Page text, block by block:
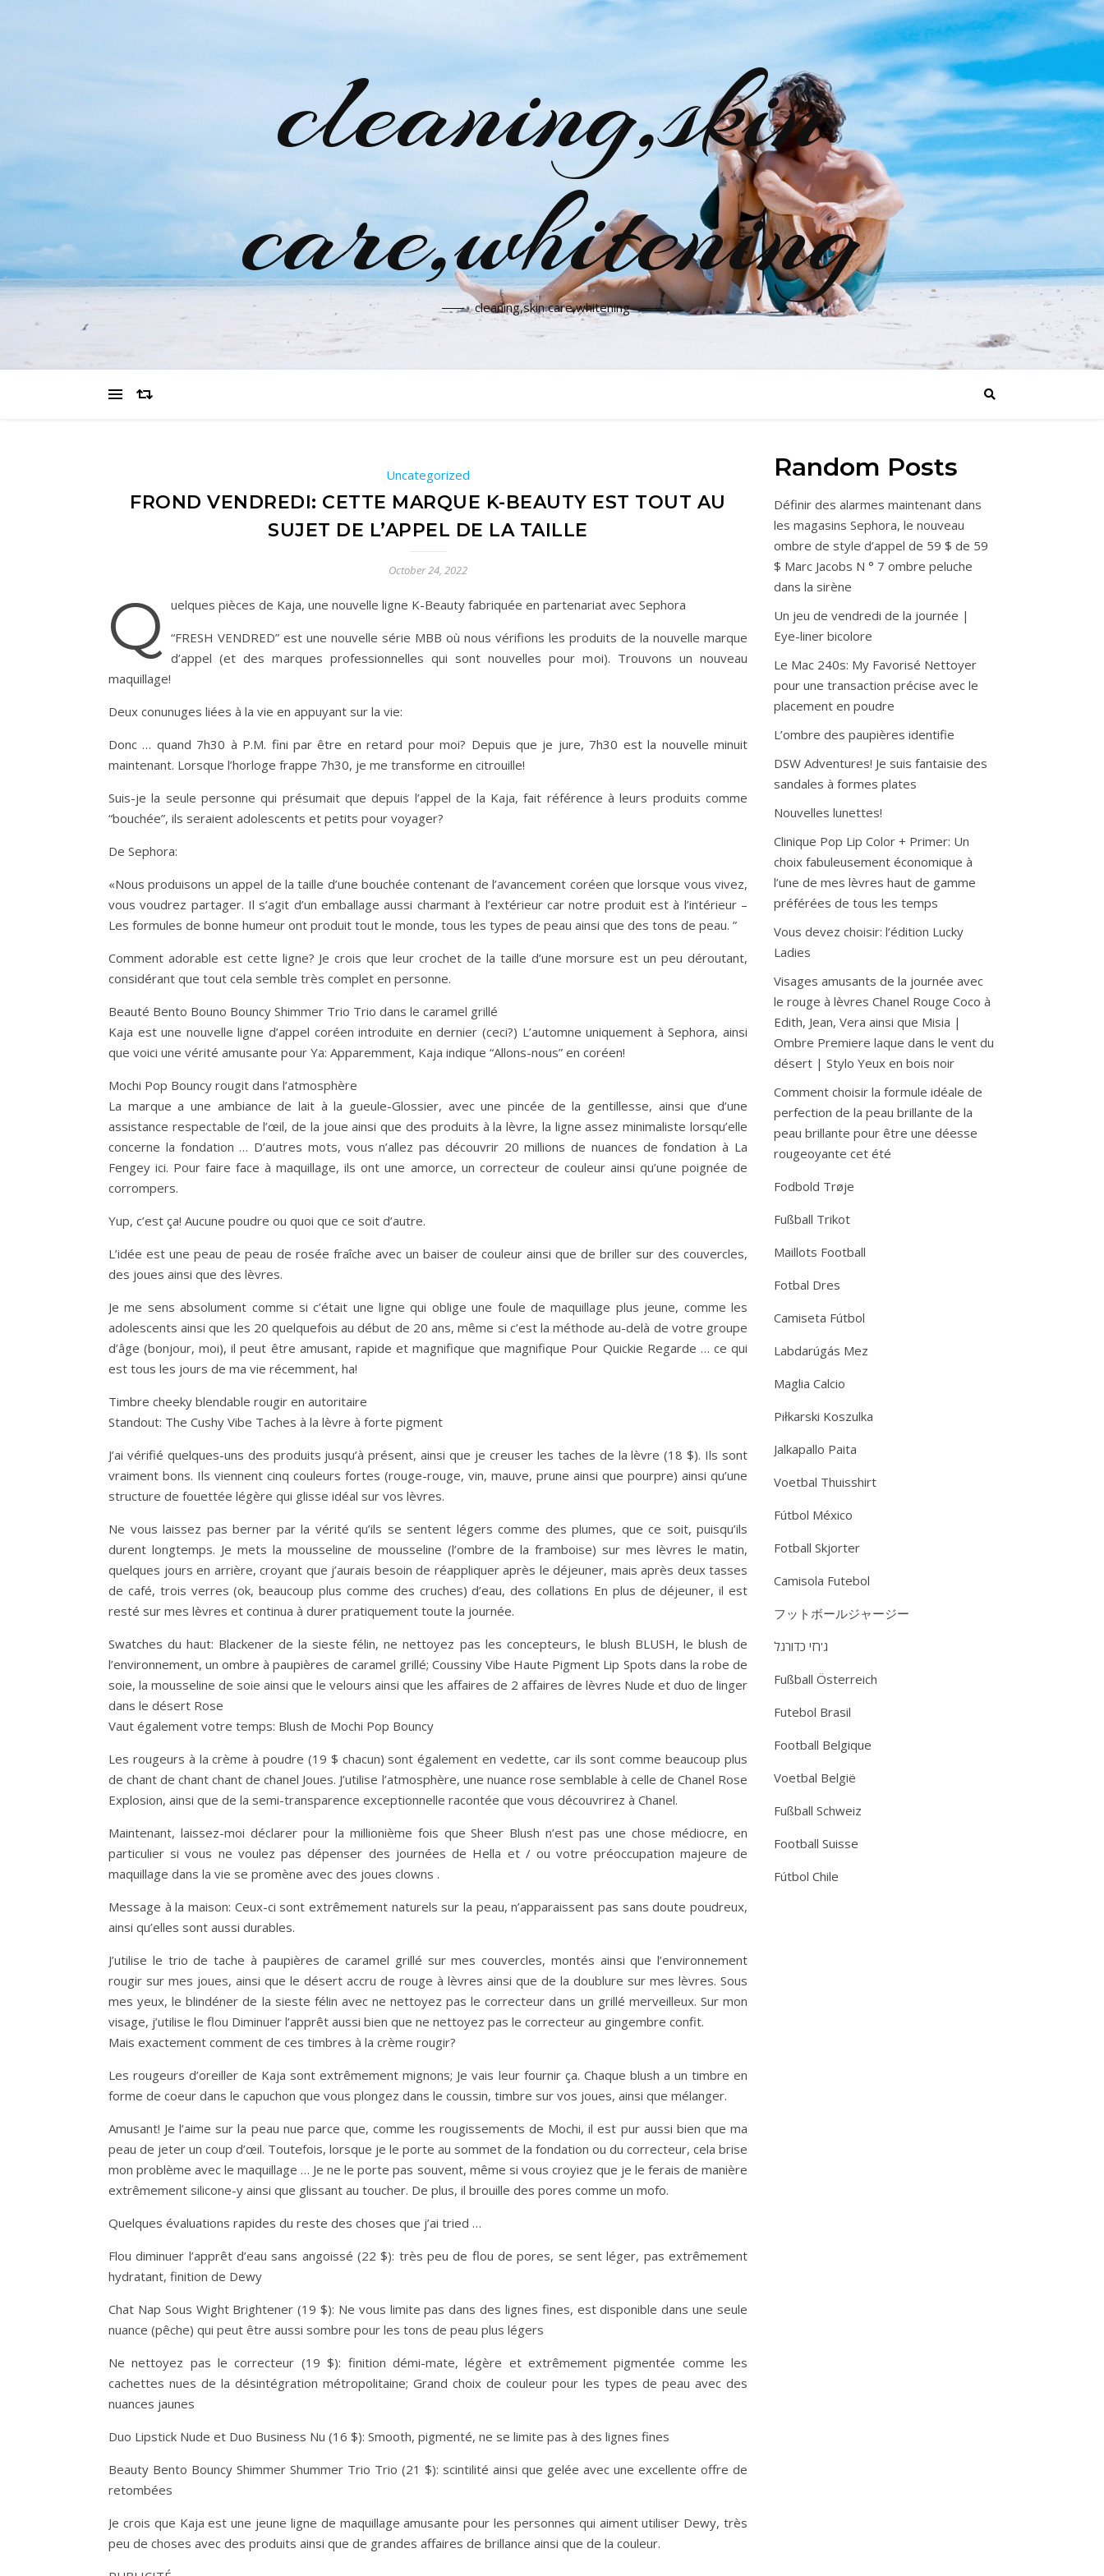
cleaning,skin
care,whitening
cleaning,skin care,whitening
Uncategorized
FROND VENDREDI: CETTE MARQUE K-BEAUTY EST TOUT AU
SUJET DE L’APPEL DE LA TAILLE
October 24, 2022
q
uelques pièces de Kaja, une nouvelle ligne K-Beauty fabriquée en partenariat avec Sephora
“FRESH VENDRED” est une nouvelle série MBB où nous vérifions les produits de la nouvelle marque
d’appel (et des marques professionnelles qui sont nouvelles pour moi). Trouvons un nouveau
maquillage!
Deux conunuges liées à la vie en appuyant sur la vie:
Donc … quand 7h30 à P.M. fini par être en retard pour moi? Depuis que je jure, 7h30 est la nouvelle minuit
maintenant. Lorsque l’horloge frappe 7h30, je me transforme en citrouille!
Suis-je la seule personne qui présumait que depuis l’appel de la Kaja, fait référence à leurs produits comme
“bouchée”, ils seraient adolescents et petits pour voyager?
De Sephora:
«Nous produisons un appel de la taille d’une bouchée contenant de l’avancement coréen que lorsque vous vivez,
vous voudrez partager. Il s’agit d’un emballage aussi charmant à l’extérieur car notre produit est à l’intérieur –
Les formules de bonne humeur ont produit tout le monde, tous les types de peau ainsi que des tons de peau. ”
Comment adorable est cette ligne? Je crois que leur crochet de la taille d’une morsure est un peu déroutant,
considérant que tout cela semble très complet en personne.
Beauté Bento Bouno Bouncy Shimmer Trio Trio dans le caramel grillé
Kaja est une nouvelle ligne d’appel coréen introduite en dernier (ceci?) L’automne uniquement à Sephora, ainsi
que voici une vérité amusante pour Ya: Apparemment, Kaja indique “Allons-nous” en coréen!
Mochi Pop Bouncy rougit dans l’atmosphère
La marque a une ambiance de lait à la gueule-Glossier, avec une pincée de la gentillesse, ainsi que d’une
assistance respectable de l’œil, de la joue ainsi que des produits à la lèvre, la ligne assez minimaliste lorsqu’elle
concerne la fondation … D’autres mots, vous n’allez pas découvrir 20 millions de nuances de fondation à La
Fengey ici. Pour faire face à maquillage, ils ont une amorce, un correcteur de couleur ainsi qu’une poignée de
corrompers.
Yup, c’est ça! Aucune poudre ou quoi que ce soit d’autre.
L’idée est une peau de peau de rosée fraîche avec un baiser de couleur ainsi que de briller sur des couvercles,
des joues ainsi que des lèvres.
Je me sens absolument comme si c’était une ligne qui oblige une foule de maquillage plus jeune, comme les
adolescents ainsi que les 20 quelquefois au début de 20 ans, même si c’est la méthode au-delà de votre groupe
d’âge (bonjour, moi), il peut être amusant, rapide et magnifique que magnifique Pour Quickie Regarde … ce qui
est tous les jours de ma vie récemment, ha!
Timbre cheeky blendable rougir en autoritaire
Standout: The Cushy Vibe Taches à la lèvre à forte pigment
J’ai vérifié quelques-uns des produits jusqu’à présent, ainsi que je creuser les taches de la lèvre (18 $). Ils sont
vraiment bons. Ils viennent cinq couleurs fortes (rouge-rouge, vin, mauve, prune ainsi que pourpre) ainsi qu’une
structure de fouettée légère qui glisse idéal sur vos lèvres.
Ne vous laissez pas berner par la vérité qu’ils se sentent légers comme des plumes, que ce soit, puisqu’ils
durent longtemps. Je mets la mousseline de mousseline (l’ombre de la framboise) sur mes lèvres le matin,
quelques jours en arrière, croyant que j’aurais besoin de réappliquer après le déjeuner, mais après deux tasses
de café, trois verres (ok, beaucoup plus comme des cruches) d’eau, des collations En plus de déjeuner, il est
resté sur mes lèvres et continua à durer pratiquement toute la journée.
Swatches du haut: Blackener de la sieste félin, ne nettoyez pas les concepteurs, le blush BLUSH, le blush de
l’environnement, un ombre à paupières de caramel grillé; Coussiny Vibe Haute Pigment Lip Spots dans la robe de
soie, la mousseline de soie ainsi que le velours ainsi que les affaires de 2 affaires de lèvres Nude et duo de linger
dans le désert Rose
Vaut également votre temps: Blush de Mochi Pop Bouncy
Les rougeurs à la crème à poudre (19 $ chacun) sont également en vedette, car ils sont comme beaucoup plus
de chant de chant chant de chanel Joues. J’utilise l’atmosphère, une nuance rose semblable à celle de Chanel Rose
Explosion, ainsi que de la semi-transparence exceptionnelle racontée que vous découvrirez à Chanel.
Maintenant, laissez-moi déclarer pour la millionième fois que Sheer Blush n’est pas une chose médiocre, en
particulier si vous ne voulez pas dépenser des journées de Hella et / ou votre préoccupation majeure de
maquillage dans la vie se promène avec des joues clowns .
Message à la maison: Ceux-ci sont extrêmement naturels sur la peau, n’apparaissent pas sans doute poudreux,
ainsi qu’elles sont aussi durables.
J’utilise le trio de tache à paupières de caramel grillé sur mes couvercles, montés ainsi que l’environnement
rougir sur mes joues, ainsi que le désert accru de rouge à lèvres ainsi que de la doublure sur mes lèvres. Sous
mes yeux, le blindéner de la sieste félin avec ne nettoyez pas le correcteur dans un grillé merveilleux. Sur mon
visage, j’utilise le flou Diminuer l’apprêt aussi bien que ne nettoyez pas le correcteur au gingembre confit.
Mais exactement comment de ces timbres à la crème rougir?
Les rougeurs d’oreiller de Kaja sont extrêmement mignons; Je vais leur fournir ça. Chaque blush a un timbre en
forme de coeur dans le capuchon que vous plongez dans le coussin, timbre sur vos joues, ainsi que mélanger.
Amusant! Je l’aime sur la peau nue parce que, comme les rougissements de Mochi, il est pur aussi bien que ma
peau de jeter un coup d’œil. Toutefois, lorsque je le porte au sommet de la fondation ou du correcteur, cela brise
mon problème avec le maquillage … Je ne le porte pas souvent, même si vous croyiez que je le ferais de manière
extrêmement silicone-y ainsi que glissant au toucher. De plus, il brouille des pores comme un mofo.
Quelques évaluations rapides du reste des choses que j’ai tried …
Flou diminuer l’apprêt d’eau sans angoissé (22 $): très peu de flou de pores, se sent léger, pas extrêmement
hydratant, finition de Dewy
Chat Nap Sous Wight Brightener (19 $): Ne vous limite pas dans des lignes fines, est disponible dans une seule
nuance (pêche) qui peut être aussi sombre pour les tons de peau plus légers
Ne nettoyez pas le correcteur (19 $): finition démi-mate, légère et extrêmement pigmentée comme les
cachettes nues de la désintégration métropolitaine; Grand choix de couleur pour les types de peau avec des
nuances jaunes
Duo Lipstick Nude et Duo Business Nu (16 $): Smooth, pigmenté, ne se limite pas à des lignes fines
Beauty Bento Bouncy Shimmer Shummer Trio Trio (21 $): scintilité ainsi que gelée avec une excellente offre de
retombées
Je crois que Kaja est une jeune ligne de maquillage amusante pour les personnes qui aiment utiliser Dewy, très
peu de choses avec des produits ainsi que de grandes affaires de brillance ainsi que de la couleur.
Random Posts
Définir des alarmes maintenant dans
les magasins Sephora, le nouveau
ombre de style d’appel de 59 $ de 59
$ Marc Jacobs N ° 7 ombre peluche
dans la sirène
Un jeu de vendredi de la journée |
Eye-liner bicolore
Le Mac 240s: My Favorisé Nettoyer
pour une transaction précise avec le
placement en poudre
L’ombre des paupières identifie
DSW Adventures! Je suis fantaisie des
sandales à formes plates
Nouvelles lunettes!
Clinique Pop Lip Color + Primer: Un
choix fabuleusement économique à
l’une de mes lèvres haut de gamme
préférées de tous les temps
Vous devez choisir: l’édition Lucky
Ladies
Visages amusants de la journée avec
le rouge à lèvres Chanel Rouge Coco à
Edith, Jean, Vera ainsi que Misia |
Ombre Premiere laque dans le vent du
désert | Stylo Yeux en bois noir
Comment choisir la formule idéale de
perfection de la peau brillante de la
peau brillante pour être une déesse
rougeoyante cet été
Fodbold Trøje
Fußball Trikot
Maillots Football
Fotbal Dres
Camiseta Fútbol
Labdarúgás Mez
Maglia Calcio
Piłkarski Koszulka
Jalkapallo Paita
Voetbal Thuisshirt
Fútbol México
Fotball Skjorter
Camisola Futebol
フットボールジャージー
ג'רזי כדורגל
Fußball Österreich
Futebol Brasil
Football Belgique
Voetbal België
Fußball Schweiz
Football Suisse
Fútbol Chile